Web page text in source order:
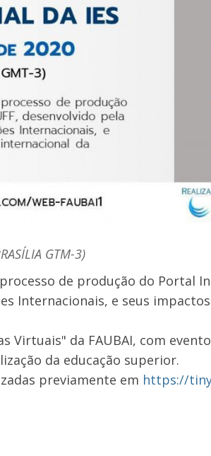
GTM-3)
de produção do Portal
Internacionais, e seus
Virtuais" da FAUBAI, com
da educação superior.
previamente em https://